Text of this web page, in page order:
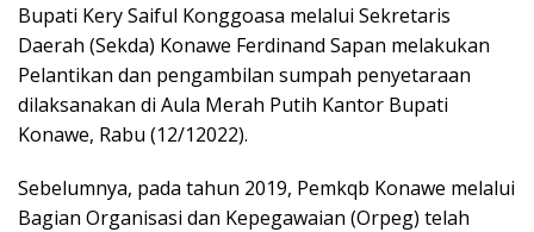
Bupati Kery Saiful Konggoasa melalui Sekretaris
Daerah (Sekda) Konawe Ferdinand Sapan melakukan
Pelantikan dan pengambilan sumpah penyetaraan
dilaksanakan di Aula Merah Putih Kantor Bupati
Konawe, Rabu (12/12022).
Sebelumnya, pada tahun 2019, Pemkqb Konawe melalui
Bagian Organisasi dan Kepegawaian (Orpeg) telah